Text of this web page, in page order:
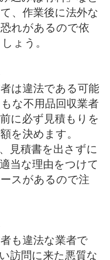
、作業後に法外な
れがあるので依
ょう。
は違法である可能
な不用品回収業者
に必ず見積もりを
を決めます。
見積書を出さずに
当な理由をつけて
スがあるので注
も違法な業者で
訪問に来た悪質な